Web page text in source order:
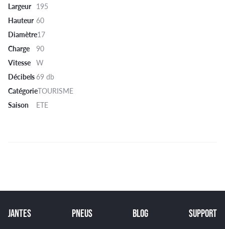
Largeur 195
Hauteur 60
Diamètre17
Charge
90
Vitesse W
Décibels69 db
CatégorieTOURISME
Saison
ETE
JANTES PNEUS BLOG SUPPORT